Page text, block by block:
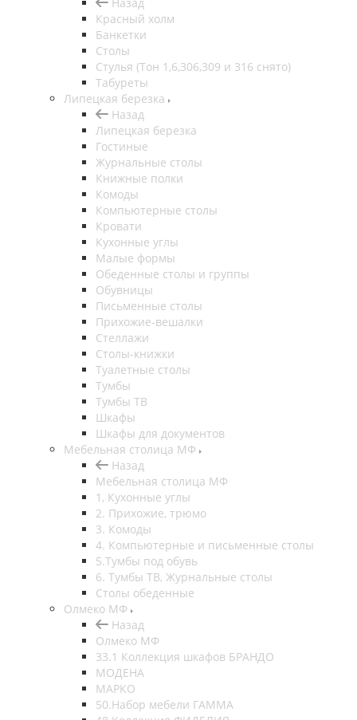
Назад
Красный холм
Банкетки
Столы
Стулья (Тон 1,6,306,309 и 316 снято)
Табуреты
Липецкая березка
Назад
Липецкая березка
Гостиные
Журнальные столы
Книжные полки
Комоды
Компьютерные столы
Кровати
Кухонные углы
Малые формы
Обеденные столы и группы
Обувницы
Письменные столы
Прихожие-вешалки
Стеллажи
Столы-книжки
Туалетные столы
Тумбы
Тумбы ТВ
Шкафы
Шкафы для документов
Мебельная столица МФ
Назад
Мебельная столица МФ
1, Кухонные углы
2. Прихожие, трюмо
3. Комоды
4. Компьютерные и письменные столы
5.Тумбы под обувь
6. Тумбы ТВ, Журнальные столы
Столы обеденные
Олмеко МФ
Назад
Олмеко МФ
33.1 Коллекция шкафов БРАНДО
МОДЕНА
МАРКО
50.Набор мебели ГАММА